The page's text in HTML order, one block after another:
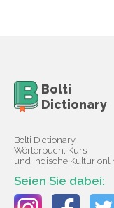
Bolti
Dictionary
Bolti Dictionary,
Wörterbuch, Kurs
und indische Kultur
Seien Sie dabei: